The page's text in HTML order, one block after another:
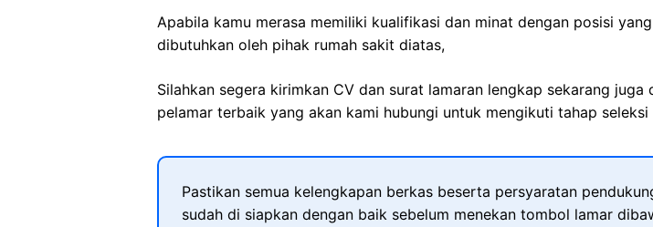
Apabila kamu merasa memiliki kualifikasi dan minat dengan posisi
dibutuhkan oleh pihak rumah sakit diatas,
Silahkan segera kirimkan CV dan surat lamaran lengkap sekarang juga
pelamar terbaik yang akan kami hubungi untuk mengikuti tahap seleksi
Pastikan semua kelengkapan berkas beserta persyaratan
sudah di siapkan dengan baik sebelum menekan tombol lamar